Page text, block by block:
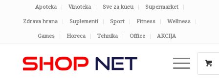
Apoteka Vinoteka Sve za kuću Supermarket
Zdrava hrana Suplementi Sport Fitness Wellness
Games Horeca Tehnika Office AKCIJA